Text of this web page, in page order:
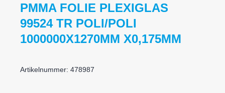
PMMA FOLIE PLEXIGLAS
99524 TR POLI/POLI
1000000X1270MM X0,175MM
Artikelnummer: 478987